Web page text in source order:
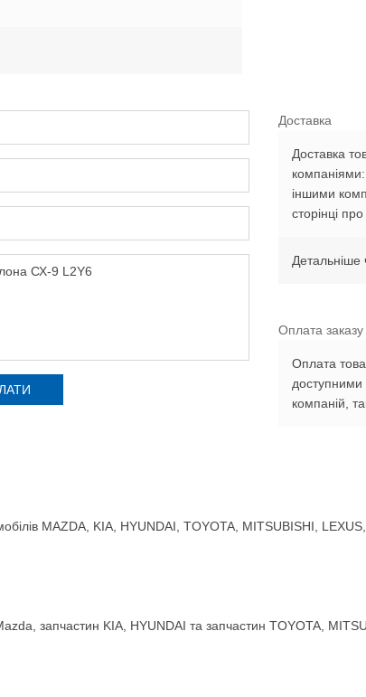
Доставка
Доставка
іншими
сторінці
Детальніше
Оплата заказу
Оплата
доступними
компаній,
MAZDA, KIA, HYUNDAI, TOYOTA, MITSUBISHI, LEXUS,
запчастин KIA, HYUNDAI та запчастин TOYOTA,